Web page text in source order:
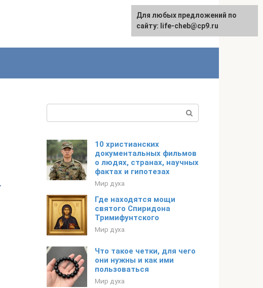
10 христианских
документальных фильмов
о людях, странах, научных
фактах и гипотезах
Мир духа
Где находятся мощи
святого Спиридона
Тримифунтского
Мир духа
Что такое четки, для чего
они нужны и как ими
пользоваться
Мир духа
Для любых предложений по
сайту: life-cheb@cp9.ru
Для любых предложений по
сайту: life-cheb@cp9.ru